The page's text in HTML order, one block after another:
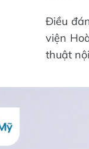
Điều
viện
thuật